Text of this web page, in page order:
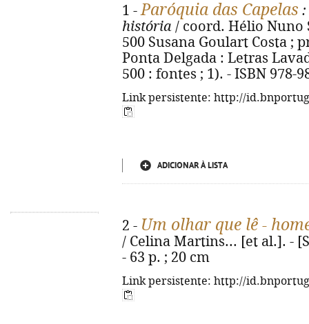
1 -Paróquia das Capelas :
história / coord. Hélio Nuno
500 Susana Goulart Costa ;
Ponta Delgada : Letras
500 : fontes ; 1). - ISBN 978-
Link persistente: http://
ADICIONAR À LISTA
2 - Um olhar que lê -
/ Celina Martins... [et al.]. -
- 63 p. ; 20 cm
Link persistente: http://